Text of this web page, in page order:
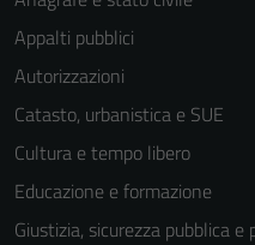
Appalti pubblici
Autorizzazioni
Catasto, urbanistica e SUE
Cultura e tempo libero
Educazione e formazione
Giustizia, sicurezza pubblica